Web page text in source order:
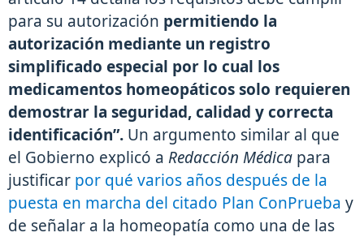
para su autorización permitiendo la
autorización mediante un registro
simplificado especial por lo cual los
medicamentos homeopáticos solo requieren
demostrar la seguridad, calidad y correcta
identificación”. Un argumento similar al que
el Gobierno explicó a Redacción Médica para
justificar por qué varios años después de la
puesta en marcha del citado Plan ConPrueba y
de señalar a la homeopatía como una de las